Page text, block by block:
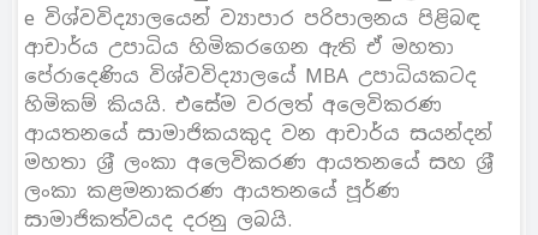
e විශ්වවිද්‍යාලයෙන් ව්‍යාපාර පරිපාලනය පිළිබඳ
ආචාර්ය උපාධිය හිමිකරගෙන ඇති ඒ මහතා
පේරාදෙණිය විශ්වවිද්‍යාලයේ MBA උපාධියකටද
හිමිකම් කියයි. එසේම වරලත් අලෙවිකරණ
ආයතනයේ සාමාජිකයකුද වන ආචාර්ය සයන්දන්
මහතා ශ‍්‍රී ලංකා අලෙවිකරණ ආයතනයේ සහ ශ‍්‍රී
ලංකා කළමනාකරණ ආයතනයේ පූර්ණ
සාමාජිකත්වයද දරනු ලබයි.